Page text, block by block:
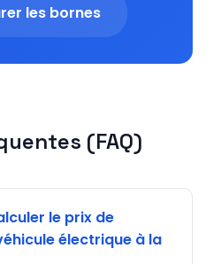
les bornes
(FAQ)
le prix de
électrique à la